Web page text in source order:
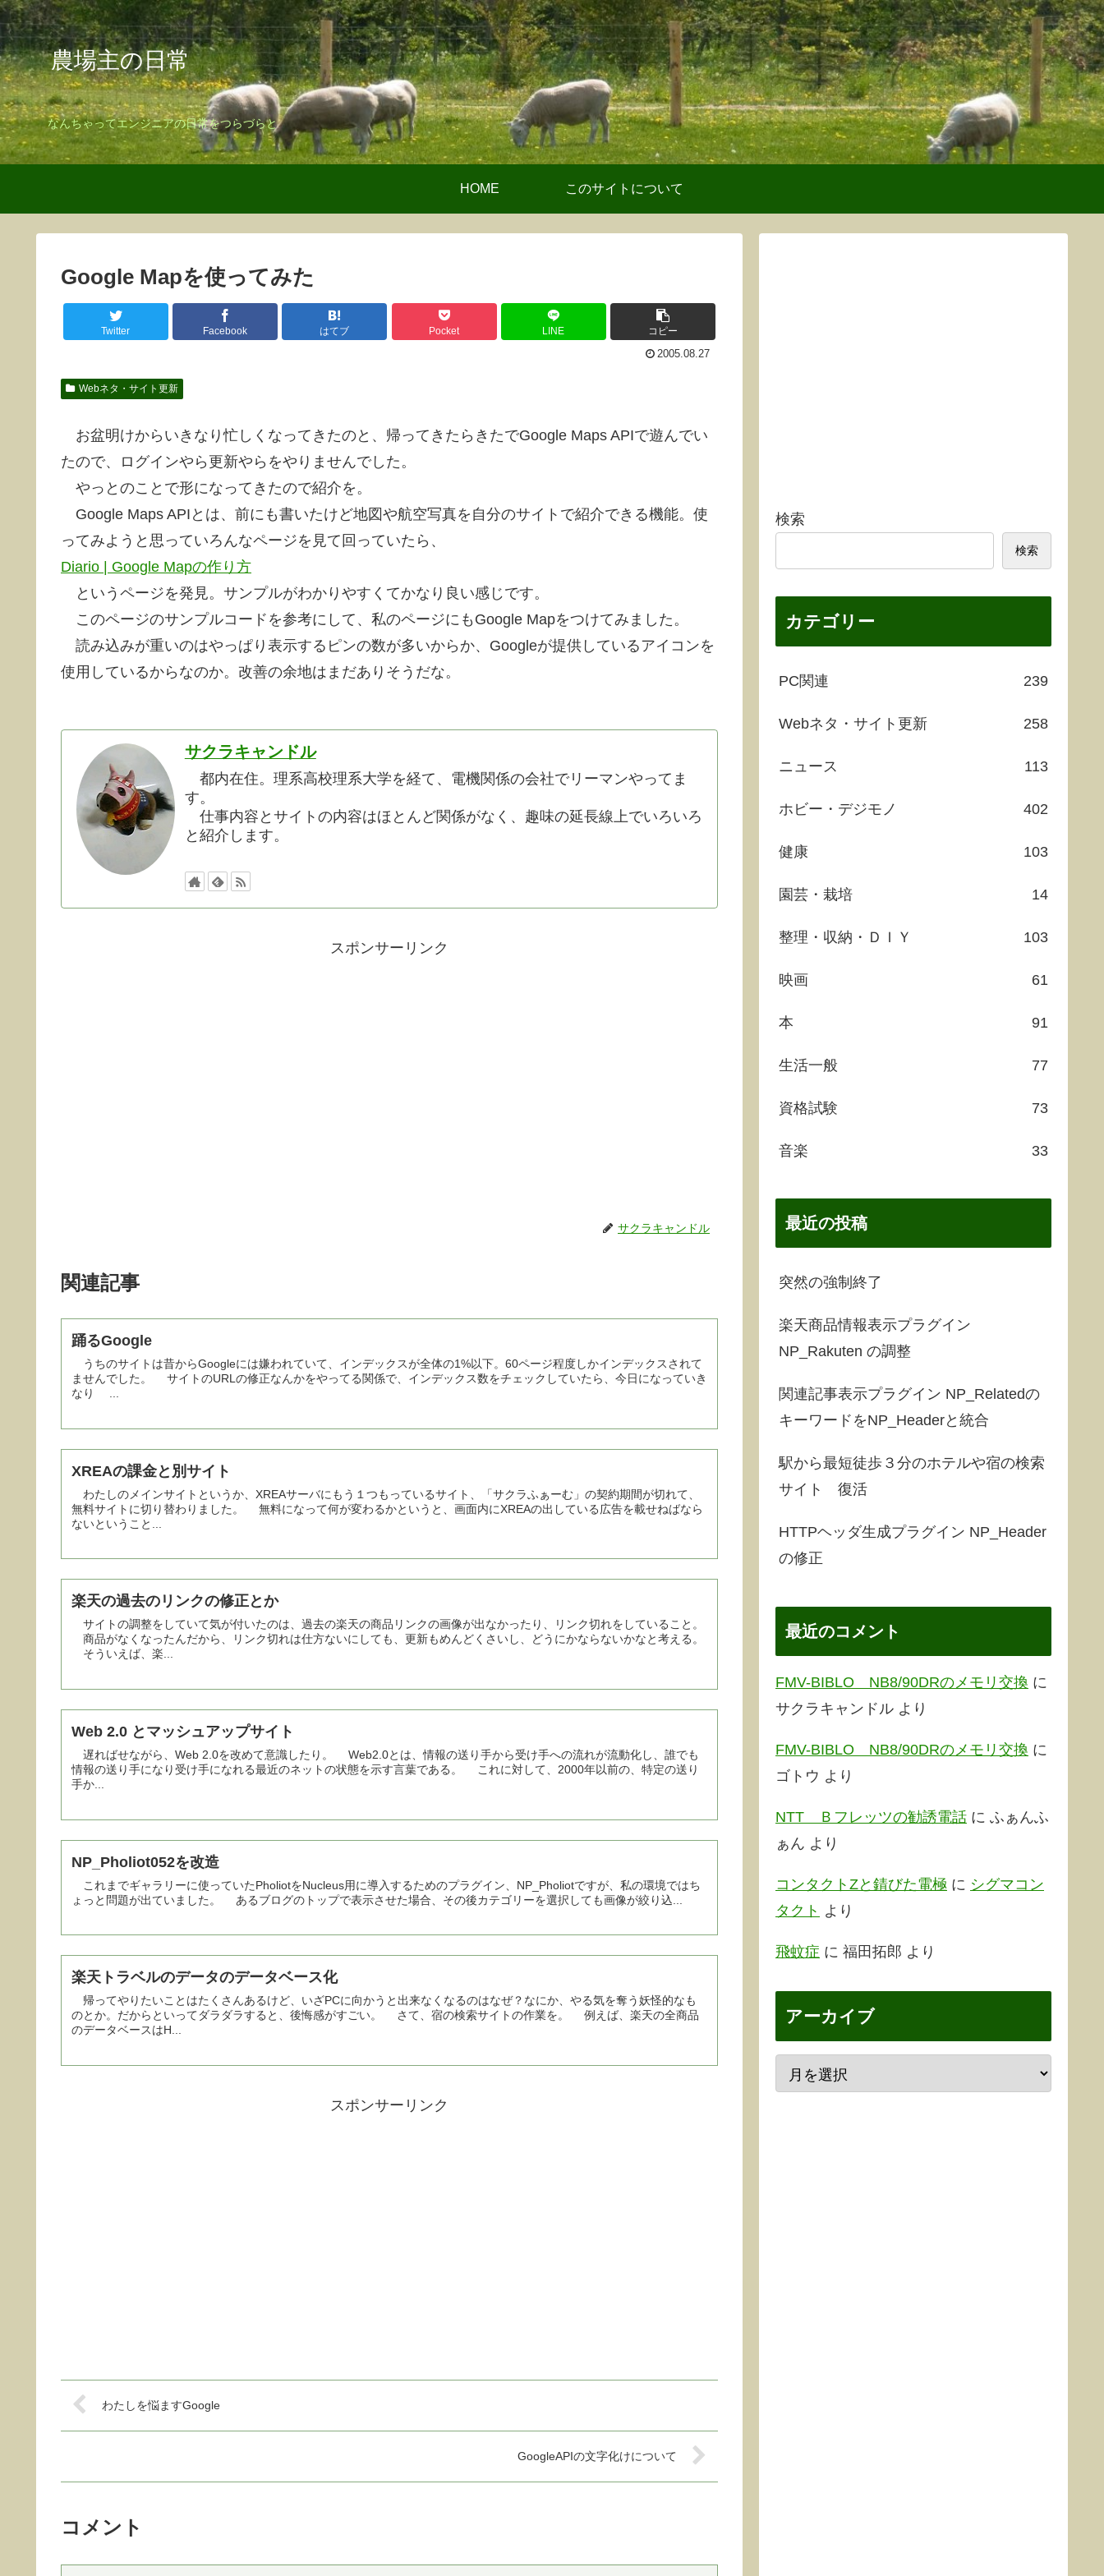
農場主の日常
なんちゃってエンジニアの日常をつらづらと
HOME このサイトについて
Google Mapを使ってみた
Twitter Facebook はてブ Pocket LINE コピー
2005.08.27
Webネタ・サイト更新
お盆明けからいきなり忙しくなってきたのと、帰ってきたらきたでGoogle Maps APIで遊んでい
たので、ログインやら更新やらをやりませんでした。
やっとのことで形になってきたので紹介を。
Google Maps APIとは、前にも書いたけど地図や航空写真を自分のサイトで紹介できる機能。使
ってみようと思っていろんなページを見て回っていたら、
Diario | Google Mapの作り方
というページを発見。サンプルがわかりやすくてかなり良い感じです。
このページのサンプルコードを参考にして、私のページにもGoogle Mapをつけてみました。
読み込みが重いのはやっぱり表示するピンの数が多いからか、Googleが提供しているアイコンを
使用しているからなのか。改善の余地はまだありそうだな。
サクラキャンドル
都内在住。理系高校理系大学を経て、電機関係の会社でリーマンやってま
す。
仕事内容とサイトの内容はほとんど関係がなく、趣味の延長線上でいろいろ
と紹介します。
スポンサーリンク
サクラキャンドル
関連記事
踊るGoogle
うちのサイトは昔からGoogleには嫌われていて、インデックスが全体の1%以下。60ページ程度しかインデックスされて
ませんでした。 サイトのURLの修正なんかをやってる関係で、インデックス数をチェックしていたら、今日になっていき
なり ...
XREAの課金と別サイト
わたしのメインサイトというか、XREAサーバにもう１つもっているサイト、「サクラふぁーむ」の契約期間が切れて、
無料サイトに切り替わりました。 無料になって何が変わるかというと、画面内にXREAの出している広告を載せねばなら
ないということ...
楽天の過去のリンクの修正とか
サイトの調整をしていて気が付いたのは、過去の楽天の商品リンクの画像が出なかったり、リンク切れをしていること。
商品がなくなったんだから、リンク切れは仕方ないにしても、更新もめんどくさいし、どうにかならないかなと考える。
そういえば、楽...
Web 2.0 とマッシュアップサイト
遅ればせながら、Web 2.0を改めて意識したり。 Web2.0とは、情報の送り手から受け手への流れが流動化し、誰でも
情報の送り手になり受け手になれる最近のネットの状態を示す言葉である。 これに対して、2000年以前の、特定の送り
手か...
NP_Pholiot052を改造
これまでギャラリーに使っていたPholiotをNucleus用に導入するためのプラグイン、NP_Pholiotですが、私の環境ではち
ょっと問題が出ていました。 あるブログのトップで表示させた場合、その後カテゴリーを選択しても画像が絞り込...
楽天トラベルのデータのデータベース化
帰ってやりたいことはたくさんあるけど、いざPCに向かうと出来なくなるのはなぜ？なにか、やる気を奪う妖怪的なも
のとか。だからといってダラダラすると、後悔感がすごい。 さて、宿の検索サイトの作業を。 例えば、楽天の全商品
のデータベースはH...
スポンサーリンク
わたしを悩ますGoogle
GoogleAPIの文字化けについて
コメント
検索
検索
カテゴリー
PC関連 239
Webネタ・サイト更新 258
ニュース 113
ホビー・デジモノ 402
健康 103
園芸・栽培 14
整理・収納・ＤＩＹ 103
映画 61
本 91
生活一般 77
資格試験 73
音楽 33
最近の投稿
突然の強制終了
楽天商品情報表示プラグイン
NP_Rakuten の調整
関連記事表示プラグイン NP_Relatedの
キーワードをNP_Headerと統合
駅から最短徒歩３分のホテルや宿の検索
サイト 復活
HTTPヘッダ生成プラグイン NP_Header
の修正
最近のコメント
FMV-BIBLO NB8/90DRのメモリ交換 に
サクラキャンドル より
FMV-BIBLO NB8/90DRのメモリ交換 に
ゴトウ より
NTT Ｂフレッツの勧誘電話 に ふぁんふ
ぁん より
コンタクトZと錆びた電極 に シグマコン
タクト より
飛蚊症 に 福田拓郎 より
アーカイブ